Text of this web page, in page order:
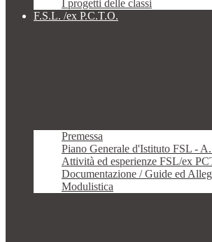
I progetti delle classi
F.S.L. /ex P.C.T.O.
Premessa
Piano Generale d'Istituto FSL -
Attività ed esperienze FSL/ex
Documentazione / Guide ed
Modulistica